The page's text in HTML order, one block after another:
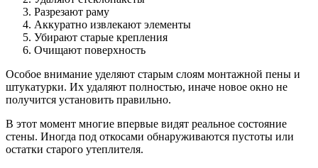
Разрезают раму
Аккуратно извлекают элементы
Убирают старые крепления
Очищают поверхность
Особое внимание уделяют старым слоям монтажной пены и
штукатурки. Их удаляют полностью, иначе новое окно не
получится установить правильно.
В этот момент многие впервые видят реальное состояние
стены. Иногда под откосами обнаруживаются пустоты или
остатки старого утеплителя.